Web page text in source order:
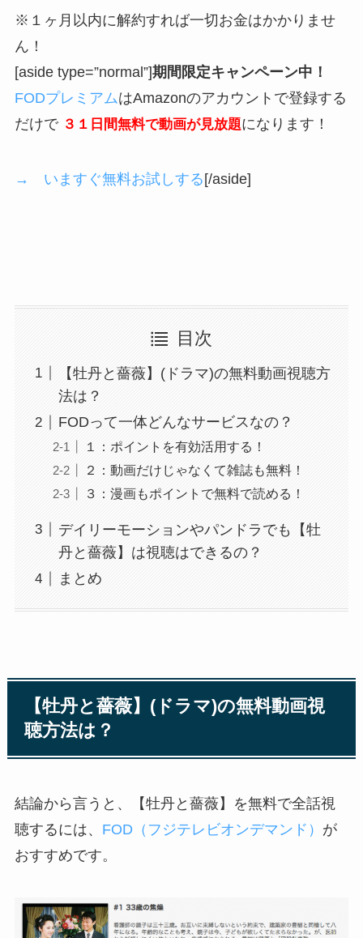
※１ヶ月以内に解約すれば一切お金はかかりませ
ん！
[aside type=”normal”]期間限定キャンペーン中！
FODプレミアムはAmazonのアカウントで登録する
だけで３１日間無料で動画が見放題になります！
→ いますぐ無料お試しする [/aside]
目次
【牡丹と薔薇】(ドラマ)の無料動画視聴方
法は？
FODって一体どんなサービスなの？
１：ポイントを有効活用する！
２：動画だけじゃなくて雑誌も無料！
３：漫画もポイントで無料で読める！
デイリーモーションやパンドラでも【牡
丹と薔薇】は視聴はできるの？
まとめ
【牡丹と薔薇】(ドラマ)の無料動画視
聴方法は？
結論から言うと、【牡丹と薔薇】を無料で全話視
聴するには、 FOD（フジテレビオンデマンド） が
おすすめです。